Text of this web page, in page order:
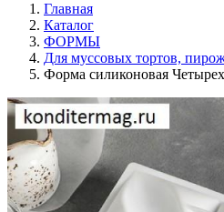
Главная
Каталог
ФОРМЫ
Для муссовых тортов,
Форма силиконовая